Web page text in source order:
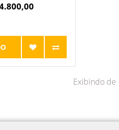
Exibindo de